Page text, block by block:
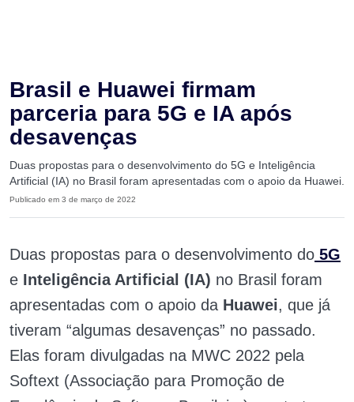
Brasil e Huawei firmam
parceria para 5G e IA após
desavenças
Duas propostas para o desenvolvimento do 5G e Inteligência
Artificial (IA) no Brasil foram apresentadas com o apoio da Huawei.
Publicado em 3 de março de 2022
Duas propostas para o desenvolvimento do 5G
e Inteligência Artificial (IA) no Brasil foram
apresentadas com o apoio da Huawei, que já
tiveram “algumas desavenças” no passado.
Elas foram divulgadas na MWC 2022 pela
Softext (Associação para Promoção de